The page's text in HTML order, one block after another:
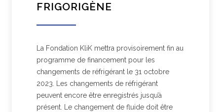
FRIGORIGÈNE
La Fondation KliK mettra provisoirement fin au
programme de financement pour les
changements de réfrigérant le 31 octobre
2023. Les changements de réfrigérant
peuvent encore être enregistrés jusqu’à
présent. Le changement de fluide doit être